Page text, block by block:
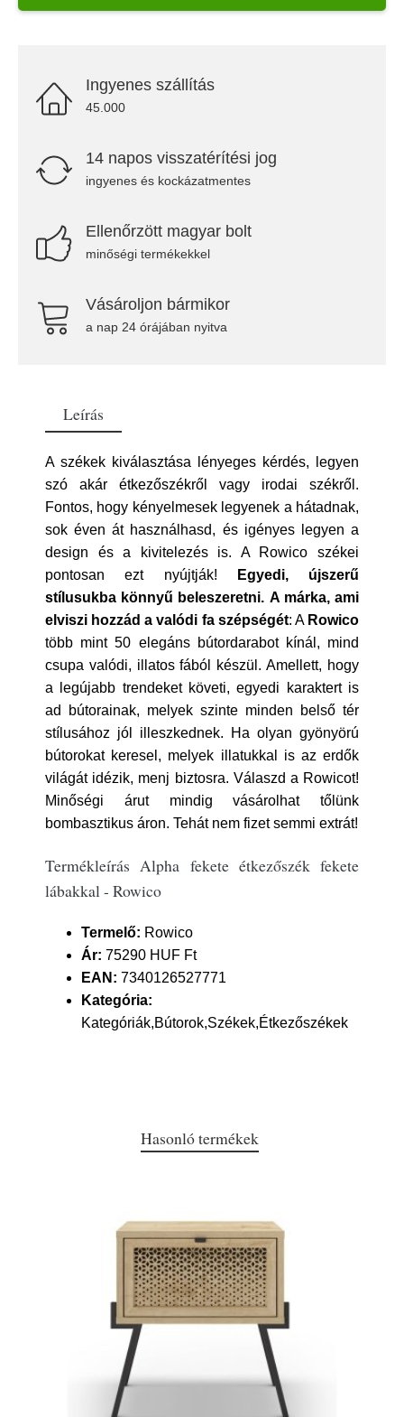
Ingyenes szállítás
45.000
14 napos visszatérítési jog
ingyenes és kockázatmentes
Ellenőrzött magyar bolt
minőségi termékekkel
Vásároljon bármikor
a nap 24 órájában nyitva
Leírás
A székek kiválasztása lényeges kérdés, legyen
szó akár étkezőszékről vagy irodai székről.
Fontos, hogy kényelmesek legyenek a hátadnak,
sok éven át használhasd, és igényes legyen a
design és a kivitelezés is. A Rowico székei
pontosan ezt nyújtják!
Egyedi, újszerű
stílusukba könnyű beleszeretni. A márka, ami
elviszi hozzád a valódi fa szépségét: A Rowico
több mint 50 elegáns bútordarabot kínál, mind
csupa valódi, illatos fából készül. Amellett, hogy
a legújabb trendeket követi, egyedi karaktert is
ad bútorainak, melyek szinte minden belső tér
stílusához jól illeszkednek. Ha olyan gyönyörú
bútorokat keresel, melyek illatukkal is az erdők
világát idézik, menj biztosra. Válaszd a Rowicot!
Minőségi árut mindig vásárolhat tőlünk
bombasztikus áron. Tehát nem fizet semmi extrát!
Termékleírás Alpha fekete étkezőszék fekete
lábakkal - Rowico
Termelő: Rowico
Ár: 75290 HUF Ft
EAN: 7340126527771
Kategória:
Kategóriák,Bútorok,Székek,Étkezőszékek
Hasonló termékek